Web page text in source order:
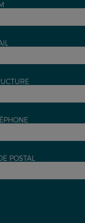
POSTAL